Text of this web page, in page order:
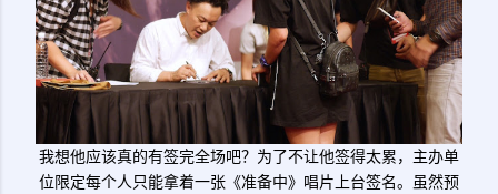
我想他应该真的有签完全场吧？为了不让他签得太累，主办单
位限定每个人只能拿着一张《准备中》唱片上台签名。虽然预